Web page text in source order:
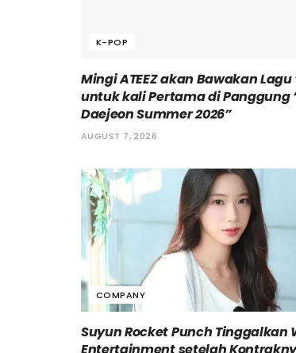
K-POP
Mingi ATEEZ akan Bawakan Lagu
untuk kali Pertama di Panggung
Daejeon Summer 2026”
AUGUST 7, 2026
COMPANY
Suyun Rocket Punch Tinggalkan